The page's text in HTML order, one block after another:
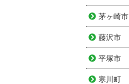
茅ヶ崎市
藤沢市
平塚市
寒川町